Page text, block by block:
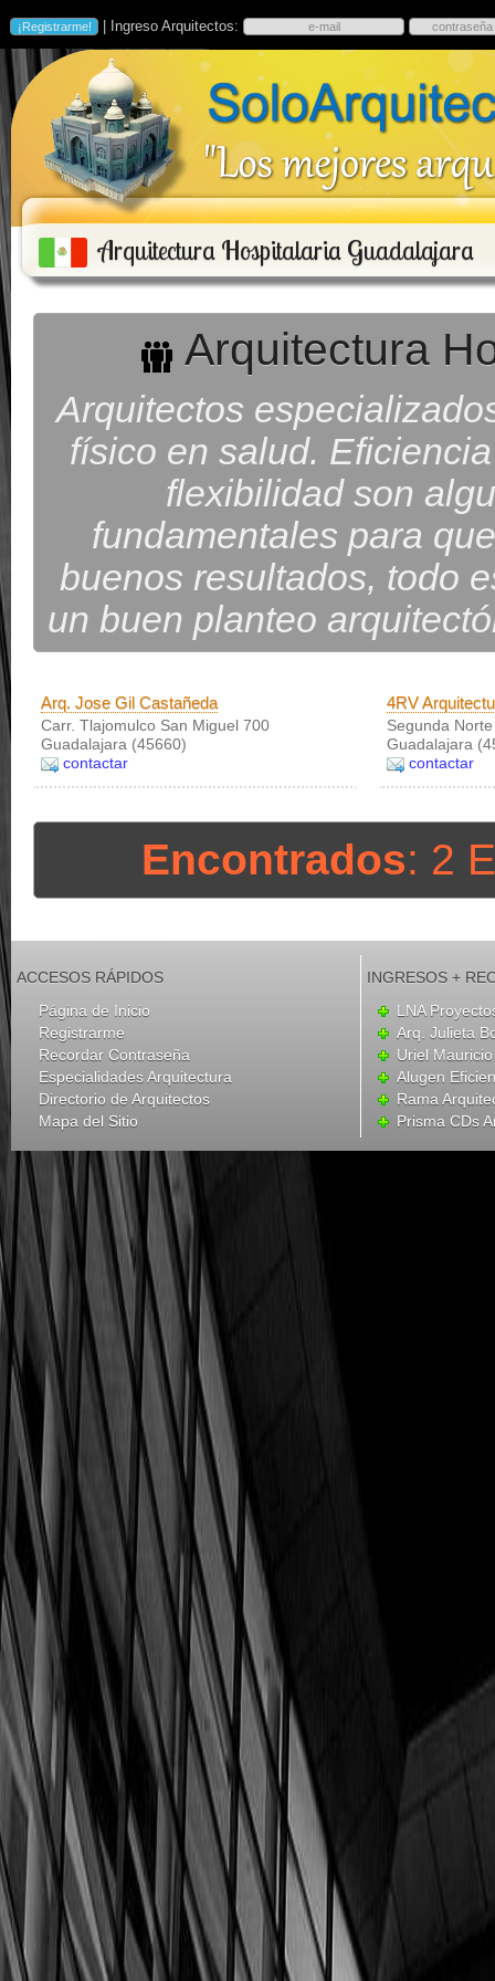
| Ingreso Arquitectos:
Arquitectura Hospitalaria Guadalajara
Arquitectura
Arquitectos
físico en salud.
flexibilidad son
fundamentales para
buenos resultados, todo
un buen planteo
Arq. Jose Gil Castañeda
Carr. Tlajomulco San Miguel 700
Guadalajara (45660)
contactar
4RV
Segunda
Guadalajara
contactar
Encontrados: 2
ACCESOS RÁPIDOS
Página de Inicio
Registrarme
Recordar Contraseña
Especialidades Arquitectura
Directorio de Arquitectos
Mapa del Sitio
INGRESOS +
LNA
Arq. Julieta
Uriel
Alugen
Rama
Prisma CDs